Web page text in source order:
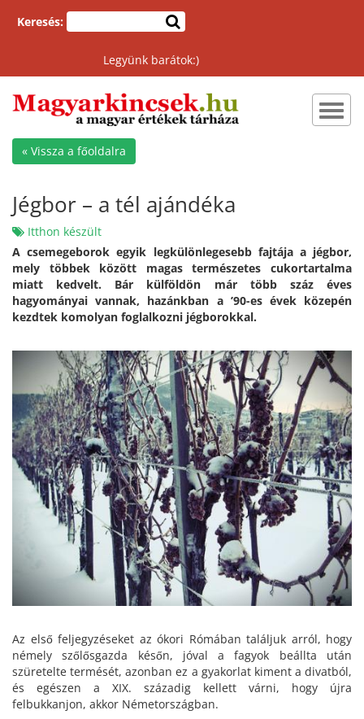
Keresés:
Legyünk barátok:)
« Vissza a főoldalra
Jégbor – a tél ajándéka
Itthon készült
A csemegeborok egyik legkülönlegesebb fajtája a jégbor,
mely többek között magas természetes cukortartalma
miatt kedvelt. Bár külföldön már több száz éves
hagyományai vannak, hazánkban a ’90-es évek közepén
kezdtek komolyan foglalkozni jégborokkal.
Az első feljegyzéseket az ókori Rómában találjuk arról, hogy
némely szőlősgazda későn, jóval a fagyok beállta után
szüretelte termését, azonban ez a gyakorlat kiment a divatból,
és egészen a XIX. századig kellett várni, hogy újra
felbukkanjon, akkor Németországban.